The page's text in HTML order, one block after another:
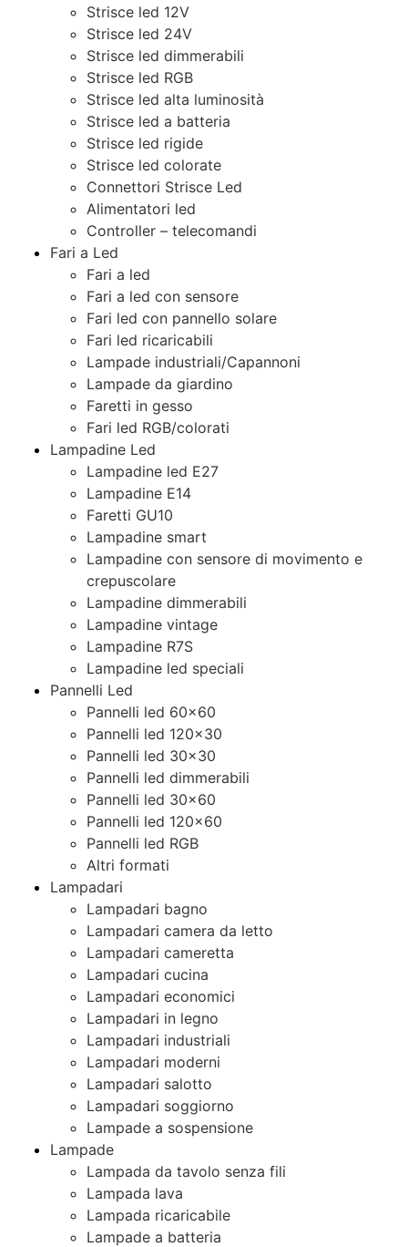
Strisce led 12V
Strisce led 24V
Strisce led dimmerabili
Strisce led RGB
Strisce led alta luminosità
Strisce led a batteria
Strisce led rigide
Strisce led colorate
Connettori Strisce Led
Alimentatori led
Controller – telecomandi
Fari a Led
Fari a led
Fari a led con sensore
Fari led con pannello solare
Fari led ricaricabili
Lampade industriali/Capannoni
Lampade da giardino
Faretti in gesso
Fari led RGB/colorati
Lampadine Led
Lampadine led E27
Lampadine E14
Faretti GU10
Lampadine smart
Lampadine con sensore di movimento e
crepuscolare
Lampadine dimmerabili
Lampadine vintage
Lampadine R7S
Lampadine led speciali
Pannelli Led
Pannelli led 60×60
Pannelli led 120×30
Pannelli led 30×30
Pannelli led dimmerabili
Pannelli led 30×60
Pannelli led 120×60
Pannelli led RGB
Altri formati
Lampadari
Lampadari bagno
Lampadari camera da letto
Lampadari cameretta
Lampadari cucina
Lampadari economici
Lampadari in legno
Lampadari industriali
Lampadari moderni
Lampadari salotto
Lampadari soggiorno
Lampade a sospensione
Lampade
Lampada da tavolo senza fili
Lampada lava
Lampada ricaricabile
Lampade a batteria